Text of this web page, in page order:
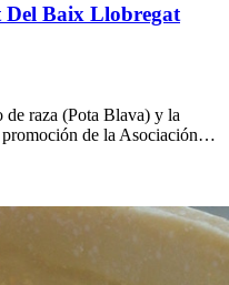
Del Baix Llobregat
de raza (Pota Blava) y la
promoción de la Asociación…